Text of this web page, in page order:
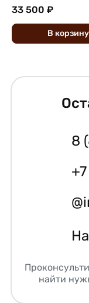
33 500 ₽
В корзину
8
найти